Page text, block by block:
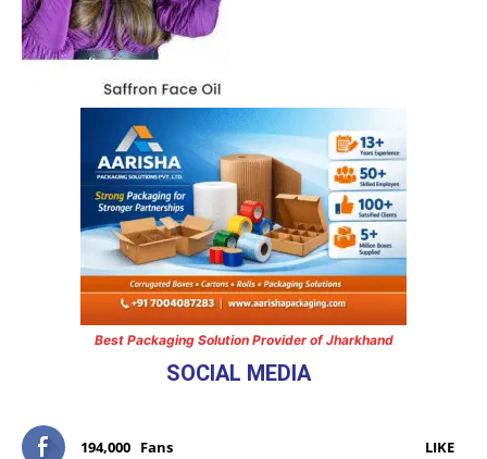
Best Packaging Solution Provider of Jharkhand
SOCIAL MEDIA
194,000 Fans LIKE